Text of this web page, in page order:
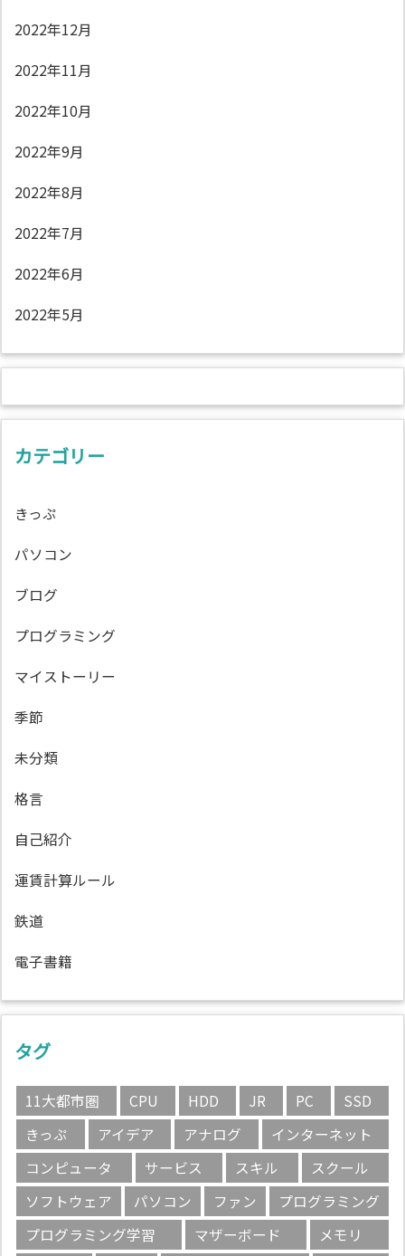
2022年12月
2022年11月
2022年10月
2022年9月
2022年8月
2022年7月
2022年6月
2022年5月
カテゴリー
きっぷ
パソコン
ブログ
プログラミング
マイストーリー
季節
未分類
格言
自己紹介
運賃計算ルール
鉄道
電子書籍
タグ
11大都市圏 CPU HDD JR PC
SSD
きっぷ
アイデア アナログ
インターネット
コンピュータ
サービス スキル
スクール
ソフトウェア
パソコン ファン
プログラミング
プログラミング学習
マザーボード
メモリ